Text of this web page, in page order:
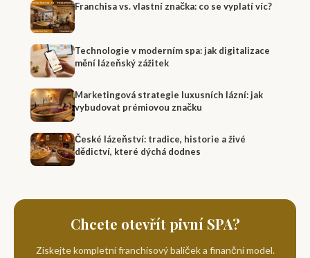
Franchisa vs. vlastní značka: co se vyplatí víc?
Technologie v moderním spa: jak digitalizace
mění lázeňský zážitek
Marketingová strategie luxusních lázní: jak
vybudovat prémiovou značku
České lázeňství: tradice, historie a živé
dědictví, které dýchá dodnes
Chcete otevřít pivní SPA?
Získejte kompletní franchisový balíček a finanční model.